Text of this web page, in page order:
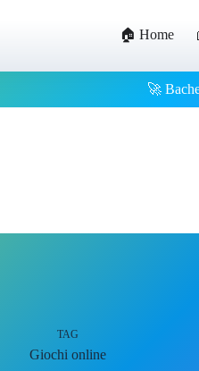
🏠 Home
🚀
TAG
Giochi online